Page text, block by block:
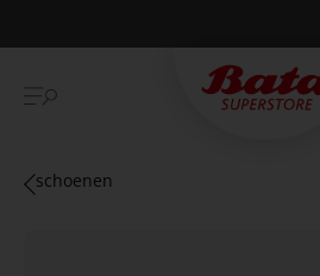
Betaal achteraf met Klarna
schoenen